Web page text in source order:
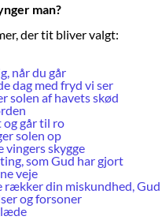
man?
der tit bliver valgt:
når du går
dag med fryd vi ser
solen af havets skød
går til ro
solen op
vingers skygge
som Gud har gjort
veje
rækker din miskundhed, Gud
og forsoner